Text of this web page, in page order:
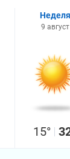
Неделя
9 август
15°